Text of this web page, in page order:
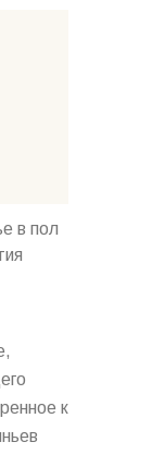
в пол
к